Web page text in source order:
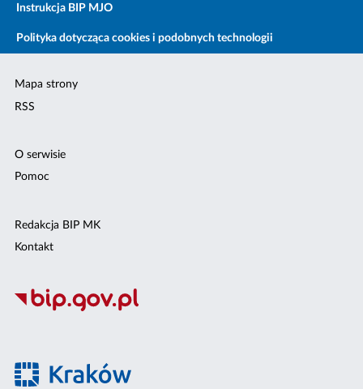
Instrukcja BIP MJO
Polityka dotycząca cookies i podobnych technologii
Mapa strony
RSS
O serwisie
Pomoc
Redakcja BIP MK
Kontakt